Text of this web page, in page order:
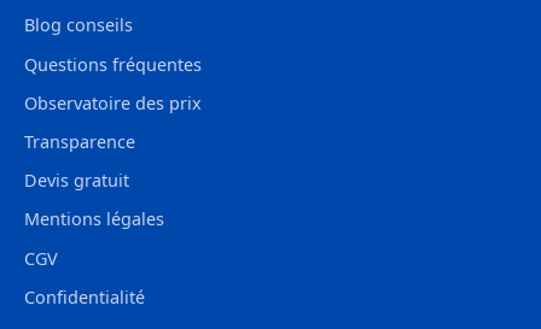
Blog conseils
Questions fréquentes
Observatoire des prix
Transparence
Devis gratuit
Mentions légales
CGV
Confidentialité